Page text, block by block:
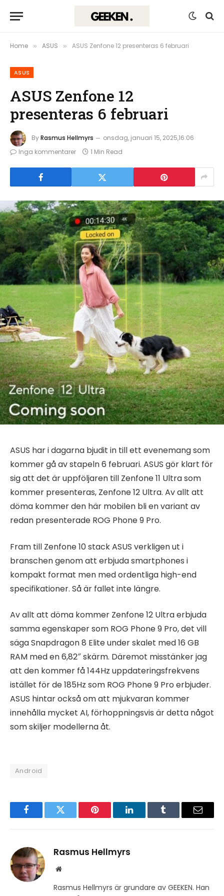
Home » ASUS » ASUS Zenfone 12 presenteras 6 februari
ASUS
ASUS Zenfone 12
presenteras 6 februari
ByRasmus Hellmyrs
onsdag, januari 15, 2025,16:06
Inga kommentarer
1 Min Read
ASUS har i dagarna bjudit in till ett evenemang som
kommer gå av stapeln 6 februari. ASUS gör klart för
sig att det är uppföljaren till Zenfone 11 Ultra som
kommer presenteras, Zenfone 12 Ultra. Av allt att
döma kommer den här mobilen bli en variant av
redan presenterade ROG Phone 9 Pro.
Fram till Zenfone 10 stack ASUS verkligen ut i
branschen genom att erbjuda smartphones i
kompakt format men med ordentliga high-end
specifikationer. Så är fallet inte längre.
Av allt att döma kommer Zenfone 12 Ultra erbjuda
samma egenskaper som ROG Phone 9 Pro, det vill
säga Snapdragon 8 Elite under skalet med 16 GB
RAM med en 6,82″ skärm. Däremot misstänker jag
att den kommer få 144Hz uppdateringsfrekvens
istället för de 185Hz som ROG Phone 9 Pro erbjuder.
ASUS hintar också om att mjukvaran kommer
innehålla mycket AI, förhoppningsvis är detta något
som skiljer modellerna åt.
Android
FacebookTwitter Pinterest LinkedInTumblr Email
Rasmus Hellmyrs
Website
Rasmus Hellmyrs är grundare av GEEKEN. Han